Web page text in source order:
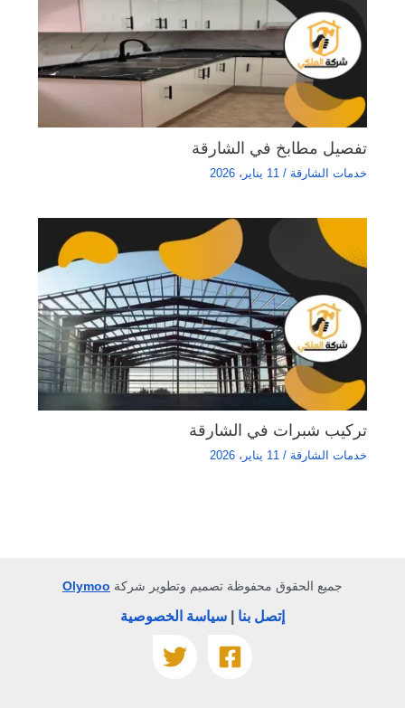
تفصيل مطابخ في الشارقة
خدمات الشارقة / 11 يناير، 2026
تركيب شبرات في الشارقة
خدمات الشارقة / 11 يناير، 2026
جميع الحقوق محفوظة تصميم وتطوير شركة Olymoo
إتصل بنا | سياسة الخصوصية